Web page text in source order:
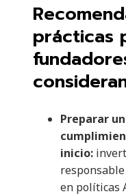
prácticas
Preparar
inicio:
en políticas